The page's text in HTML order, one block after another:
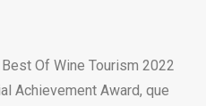
Of Wine Tourism 2022
Achievement Award, que